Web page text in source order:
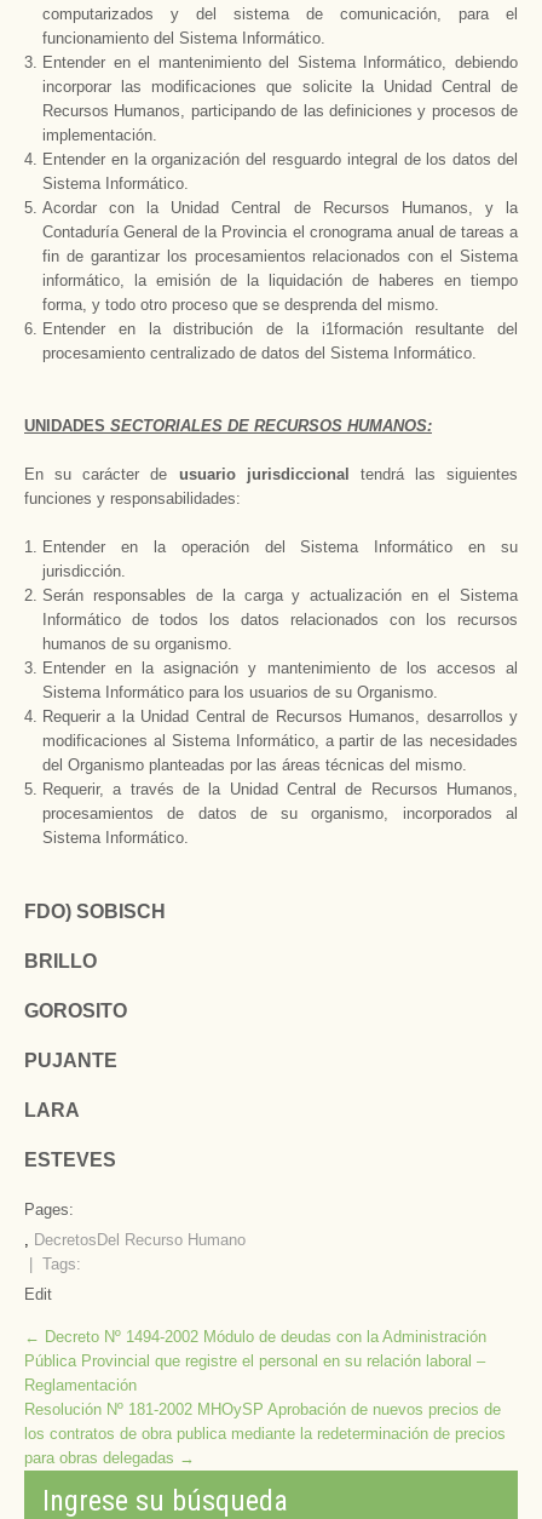
computarizados y del sistema de comunicación, para el
funcionamiento del Sistema Informático.
Entender en el mantenimiento del Sistema Informático, debiendo
incorporar las modificaciones que solicite
la Unidad Central
de
Recursos Humanos, participando de las definiciones y procesos de
implementación.
Entender en la organización del resguardo integral de los datos del
Sistema Informático.
Acordar con
la Unidad Central de Recursos Humanos, y
la
Contaduría General de la Provinciael cronograma anual de tareas a
fin de garantizar los procesamientos relacionados con el Sistema
informático, la emisión de la liquidación de haberes en tiempo
forma, y todo otro proceso que se desprenda del mismo.
Entender en la distribución de la i1formación resultante del
procesamiento centralizado de datos del Sistema Informático.
UNIDADES SECTORIALES DE RECURSOS HUMANOS:
En su carácter de usuario jurisdiccional tendrá las siguientes
funciones y responsabilidades:
Entender en la operación del Sistema Informático en su
jurisdicción.
Serán responsables de la carga y actualización en el Sistema
Informático de todos los datos relacionados con los recursos
humanos de su organismo.
Entender en la asignación y mantenimiento de los accesos al
Sistema Informático para los usuarios de su Organismo.
Requerir a la Unidad Central de Recursos Humanos, desarrollos y
modificaciones al Sistema Informático, a partir de las necesidades
del Organismo planteadas por las áreas técnicas del mismo.
Requerir, a través de
la Unidad Central de Recursos Humanos,
procesamientos de datos de su organismo, incorporados al
Sistema Informático.
FDO) SOBISCH
BRILLO
GOROSITO
PUJANTE
LARA
ESTEVES
Pages:
, Decretos Del Recurso Humano
| Tags:
Edit
Post
navigation
← Decreto Nº 1494-2002 Módulo de deudas con la Administración
Pública Provincial que registre el personal en su relación laboral –
Reglamentación
Resolución Nº 181-2002 MHOySP Aprobación de nuevos precios de
los contratos de obra publica mediante la redeterminación de precios
para obras delegadas →
Ingrese su búsqueda